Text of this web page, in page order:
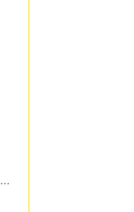
Backrooms. Bez wyjścia (wersja rozszerzona)